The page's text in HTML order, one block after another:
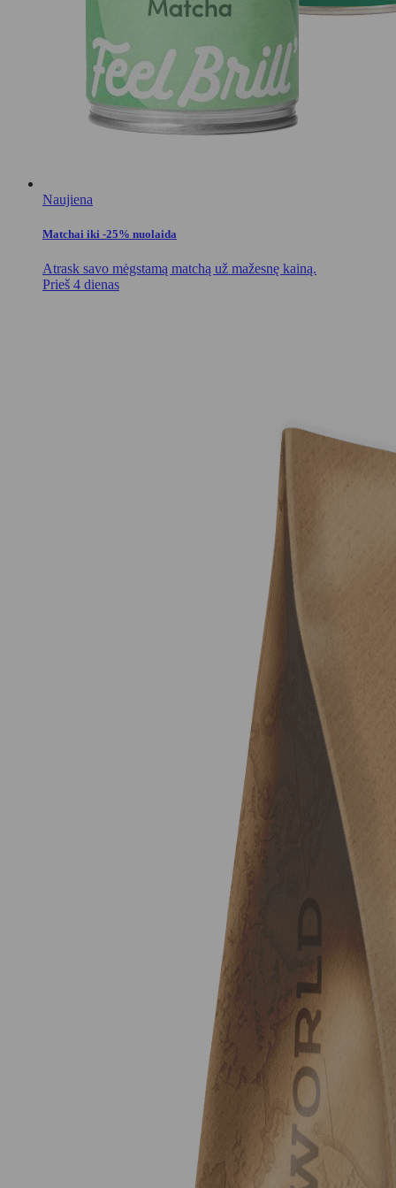
Naujiena
Matchai iki -25% nuolaida
Atrask savo mėgstamą matchą už mažesnę kainą.
Prieš 4 dienas